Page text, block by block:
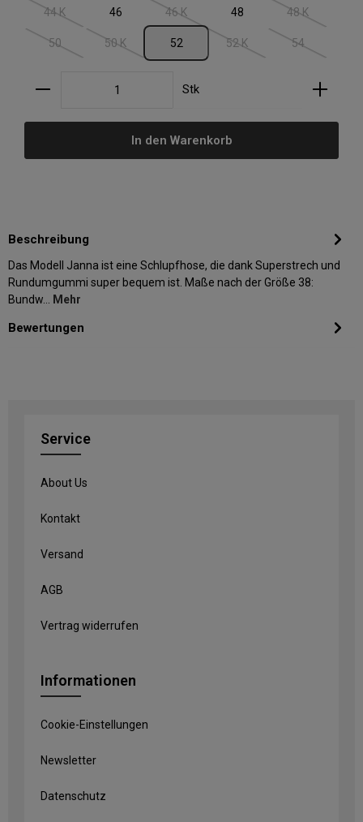
44 K(Diese Option ist zurzeit nicht verfügbar.)
46 46 K(Diese Option ist zurzeit nicht verfügbar.)
48 48 K(Diese Option
50(Diese Option ist zurzeit nicht verfügbar.)
50 K(Diese Option ist zurzeit nicht verfügbar.)
52 52 K(Diese Option ist zurzeit
54(Diese Option
Produkt Anzahl: Gib den gewünschten Wert ein
Stk
In den Warenkorb
Beschreibung
Das Modell Janna ist eine Schlupfhose, die dank Superstrech und
Rundumgummi super bequem ist. Maße nach der Größe 38:
Bundw… Mehr
Bewertungen
Service
About Us
Kontakt
Versand
AGB
Vertrag widerrufen
Informationen
Cookie-Einstellungen
Newsletter
Datenschutz